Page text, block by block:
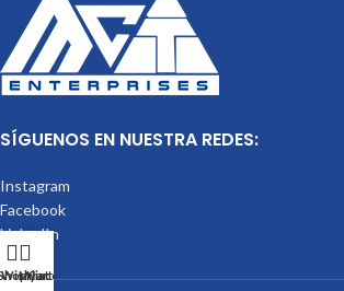
SÍGUENOS EN NUESTRA REDES:
Instagram
Facebook
LinkedIn
Wishlist
Cart
My account